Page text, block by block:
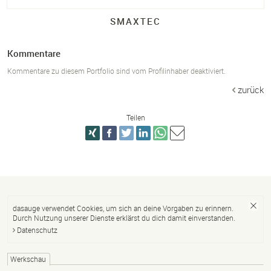
SMAXTEC
Kommentare
Kommentare zu diesem Portfolio sind vom Profilinhaber deaktiviert.
zurück
Teilen
dasauge verwendet Cookies, um sich an deine Vorgaben zu erinnern.
Durch Nutzung unserer Dienste erklärst du dich damit einverstanden.
Datenschutz
Werkschau